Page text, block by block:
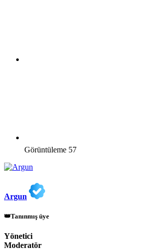
Görüntüleme 57
Argun
👑Tanınmış üye
Yönetici
Moderatör